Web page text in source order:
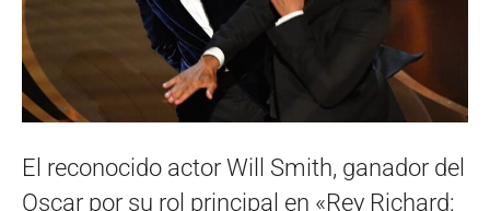
El reconocido actor Will Smith, ganador del
Oscar por su rol principal en «Rey Richard: